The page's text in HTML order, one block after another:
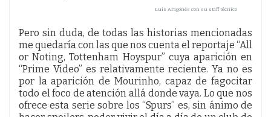
Luis Aragonés con su staff técnico
Pero sin duda, de todas las historias mencionadas
me quedaría con las que nos cuenta el reportaje “All
or Noting, Tottenham Hoyspur” cuya aparición en
“Prime Video” es relativamente reciente. Ya no es
por la aparición de Mourinho, capaz de fagocitar
todo el foco de atención allá donde vaya. Lo que nos
ofrece esta serie sobre los “Spurs” es, sin ánimo de